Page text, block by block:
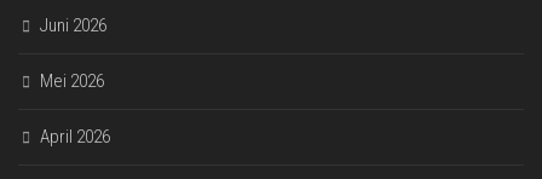
Juni 2026
Mei 2026
April 2026